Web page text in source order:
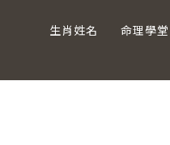
生肖姓名 命理學堂